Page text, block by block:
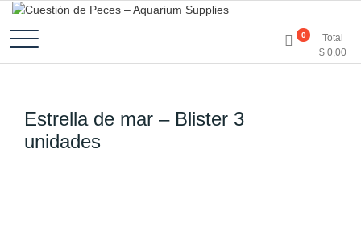
Cuestión de Peces –
Aquarium Supplies
0
Total
$ 0,00
Estrella de mar – Blister 3
unidades